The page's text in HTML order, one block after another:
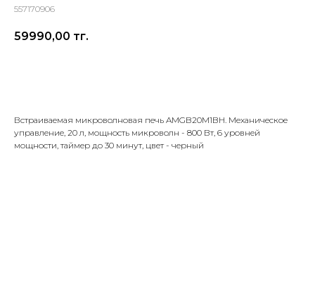
557170906
59990,00 тг.
Встраиваемая микроволновая печь AMGB20M1BH. Механическое
управление, 20 л, мощность микроволн - 800 Вт, 6 уровней
мощности, таймер до 30 минут, цвет - черный